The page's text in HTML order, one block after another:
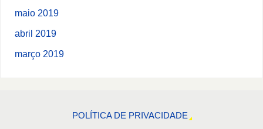
maio 2019
abril 2019
março 2019
POLÍTICA DE PRIVACIDADE